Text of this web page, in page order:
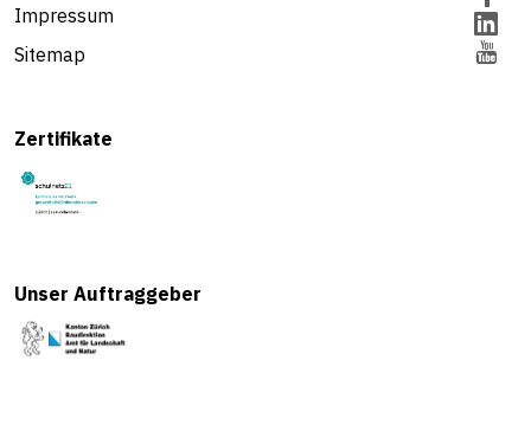
Impressum
Sitemap
Zertifikate
Unser Auftraggeber